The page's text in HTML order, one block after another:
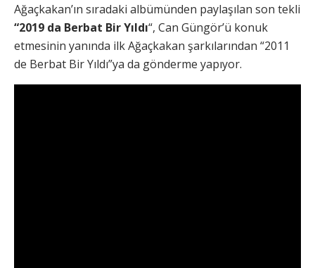
Ağaçkakan’ın sıradaki albümünden paylaşılan son tekli
“2019 da Berbat Bir Yıldı“, Can Güngör’ü konuk
etmesinin yanında ilk Ağaçkakan şarkılarından “2011
de Berbat Bir Yıldı”ya da gönderme yapıyor.